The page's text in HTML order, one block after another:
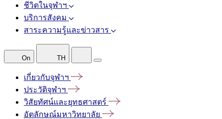
ชีวิตในจุฬาฯ
บริการสังคม
สาระความรู้และข่าวสาร
On TH
เกี่ยวกับจุฬาฯ
ประวัติจุฬาฯ
วิสัยทัศน์และยุทธศาสตร์
อัตลักษณ์มหาวิทยาลัย